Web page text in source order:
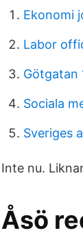
Ekonomi
Labor
Götgatan
Sociala
Sveriges
Inte nu.
Åsö